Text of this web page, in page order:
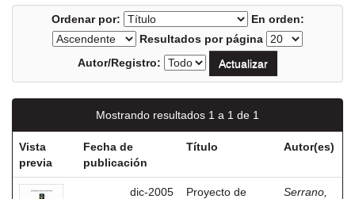
Ordenar por:
En orden:
Resultados por página
Autor/Registro:
Mostrando resultados 1 a 1 de 1
Vista
previa
Fecha de
publicación
Título Autor(es)
dic-2005
Proyecto de
Serrano,